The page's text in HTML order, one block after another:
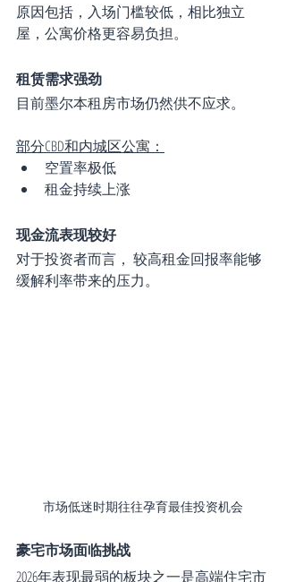
原因包括，入场门槛较低，相比独立
屋，公寓价格更容易负担。
租赁需求强劲
目前墨尔本租房市场仍然供不应求。
部分CBD和内城区公寓：
空置率极低
租金持续上涨
现金流表现较好
对于投资者而言， 较高租金回报率能够
缓解利率带来的压力。
市场低迷时期往往孕育最佳投资机会
豪宅市场面临挑战
2026年表现最弱的板块之一是高端住宅市